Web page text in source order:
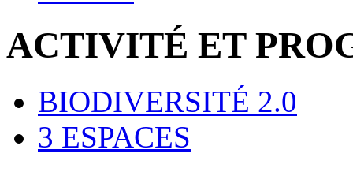
ACTIVITÉ ET
BIODIVERSITÉ 2.0
3 ESPACES